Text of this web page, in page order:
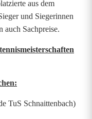
aus dem
und Siegerinnen
auch Sachpreise.
TuS Schnaittenbach)